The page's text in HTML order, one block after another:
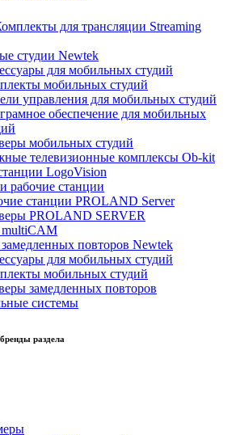
для трансляции Streaming
студии Newtek
для мобильных студий
мобильных студий
управления для мобильных студий
обеспечение для мобильных
мобильных студий
телевизионные комплексы Ob-kit
LogoVision
рабочие станции
станции PROLAND Server
PROLAND SERVER
повторов Newtek
для мобильных студий
мобильных студий
замедленных повторов
системы
раздела